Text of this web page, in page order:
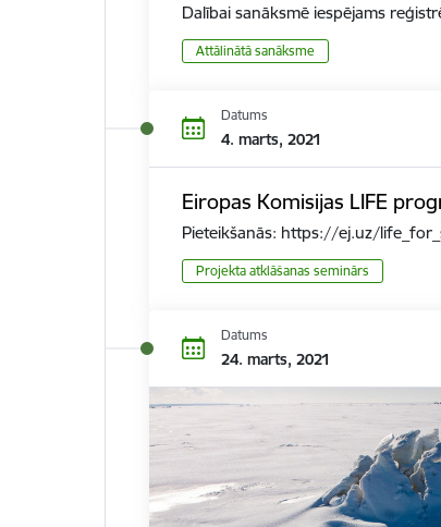
Dalībai sanāksmē iespējams
Attālinātā sanāksme
Datums
4. marts, 2021
Eiropas Komisijas LIFE
Pieteikšanās: https://ej.uz/
Projekta atklāšanas seminārs
Datums
24. marts, 2021